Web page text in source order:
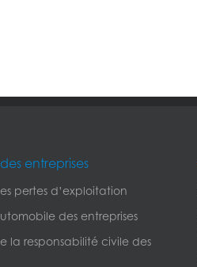
entreprises
pertes d’exploitation
des entreprises
la responsabilité civile des